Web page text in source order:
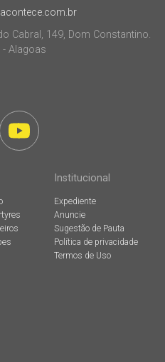
Cabral, 149, Dom Constantino.
- Alagoas
Institucional
Expediente
Anuncie
Sugestão de Pauta
Política de privacidade
Termos de Uso